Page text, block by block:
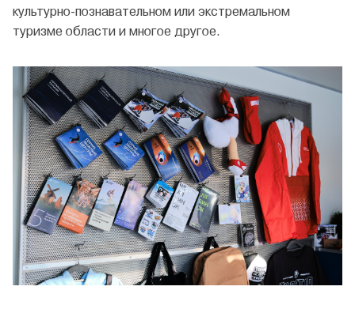
культурно-познавательном или экстремальном
туризме области и многое другое.